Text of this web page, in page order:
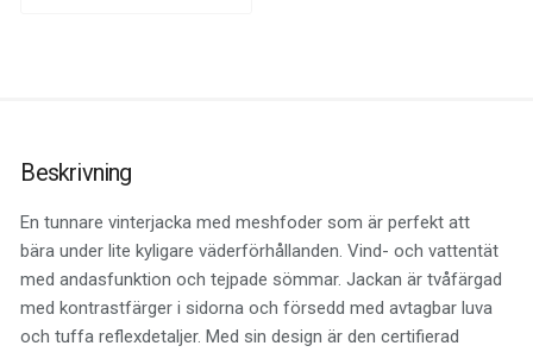
Beskrivning
En tunnare vinterjacka med meshfoder som är perfekt att
bära under lite kyligare väderförhållanden. Vind- och vattentät
med andasfunktion och tejpade sömmar. Jackan är tvåfärgad
med kontrastfärger i sidorna och försedd med avtagbar luva
och tuffa reflexdetaljer. Med sin design är den certifierad